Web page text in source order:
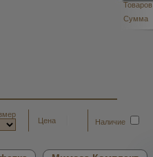
Товаров
Сумма
Цена Наличие